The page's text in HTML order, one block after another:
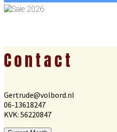
Footer
Contact
Gertrude@volbord.nl
06-13618247
KVK: 56220847